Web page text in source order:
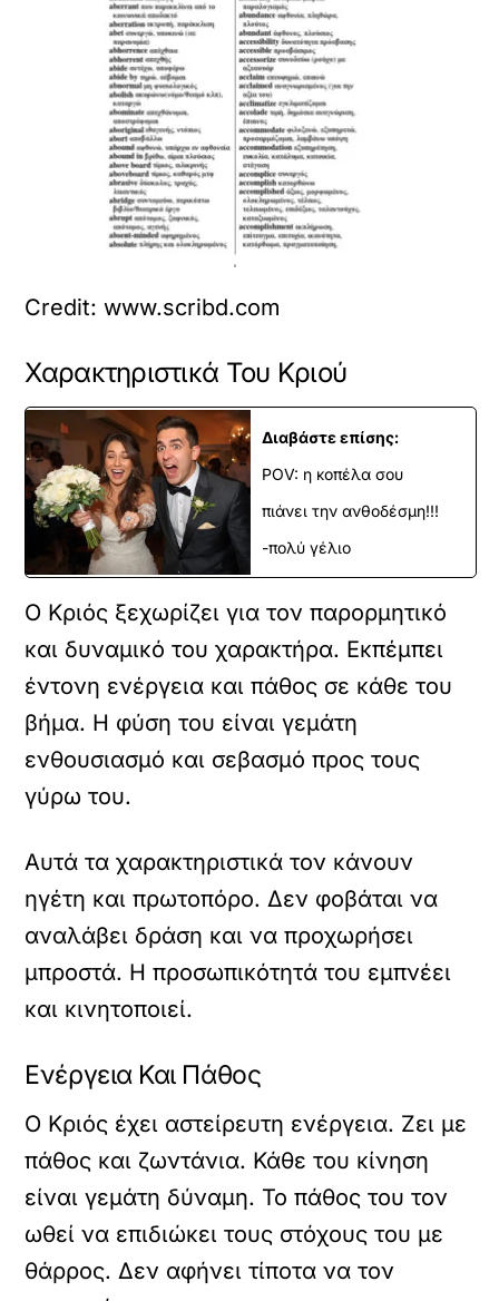
Credit: www.scribd.com
Χαρακτηριστικά Του Κριού
Διαβάστε επίσης:
POV: η κοπέλα σου
πιάνει την ανθοδέσμη!!!
-πολύ γέλιο
Ο Κριός ξεχωρίζει για τον παρορμητικό
και δυναμικό του χαρακτήρα. Εκπέμπει
έντονη ενέργεια και πάθος σε κάθε του
βήμα. Η φύση του είναι γεμάτη
ενθουσιασμό και σεβασμό προς τους
γύρω του.
Αυτά τα χαρακτηριστικά τον κάνουν
ηγέτη και πρωτοπόρο. Δεν φοβάται να
αναλάβει δράση και να προχωρήσει
μπροστά. Η προσωπικότητά του εμπνέει
και κινητοποιεί.
Ενέργεια Και Πάθος
Ο Κριός έχει αστείρευτη ενέργεια. Ζει με
πάθος και ζωντάνια. Κάθε του κίνηση
είναι γεμάτη δύναμη. Το πάθος του τον
ωθεί να επιδιώκει τους στόχους του με
θάρρος. Δεν αφήνει τίποτα να τον